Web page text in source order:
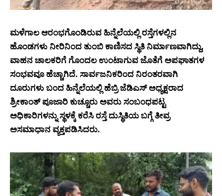
ಮಳೆಗಾಲ ಆರಂಭಗೊಂಡಿರುವ ಹಿನ್ನೆಲೆಯಲ್ಲಿ ರಸ್ತೆಗಳಲ್ಲಿನ
ಹೊಂಡಗಳು ನೀರಿನಿಂದ ತುಂಬಿ ಕಾಣಿಸದ ಸ್ಥಿತಿ ನಿರ್ಮಾಣವಾಗಿದ್ದು,
ವಾಹನ ಚಾಲಕರಿಗೆ ಗೊಂದಲ ಉಂಟಾಗುವ ಜೊತೆಗೆ ಅಪಘಾತಗಳ
ಸಂಭವವೂ ಹೆಚ್ಚಾಗಿದೆ. ಸಾರ್ವಜನಿಕರಿಂದ ನಿರಂತರವಾಗಿ
ದೂರುಗಳು ಬಂದ ಹಿನ್ನೆಲೆಯಲ್ಲಿ ಹೆಬ್ರಿ ಜೆಡಿಎಸ್ ಅಧ್ಯಕ್ಷರಾದ
ಶ್ರೀಕಾಂತ್ ಪೂಜಾರಿ ಕುಚ್ಚೂರು ಅವರು ಸಂಬಂಧಪಟ್ಟ
ಅಧಿಕಾರಿಗಳನ್ನು ಸ್ಥಳಕ್ಕೆ ಕರೆಸಿ ರಸ್ತೆ ದುಸ್ಥಿತಿಯ ಬಗ್ಗೆ ತೀವ್ರ
ಅಸಮಾಧಾನ ವ್ಯಕ್ತಪಡಿಸಿದರು.